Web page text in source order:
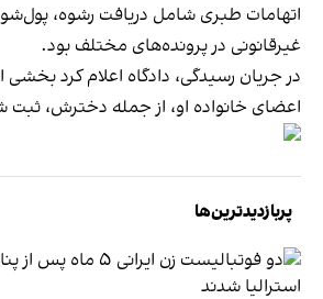
اتهامات طبری شامل دریافت رشوه،
غیرقانونی در پرونده‌های مختلف بود.
در جریان رسیدگی، دادگاه اعلام کرد بخشی
اعضای خانواده‌ او، از جمله دخترش،
پربازدیدترین‌ها